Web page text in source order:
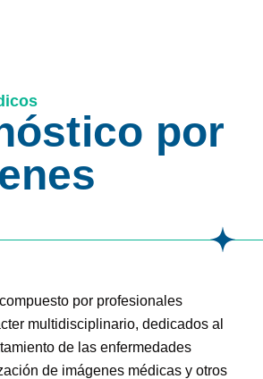
por
por profesionales
multidisciplinario, dedicados al
de las enfermedades
de imágenes médicas y otros